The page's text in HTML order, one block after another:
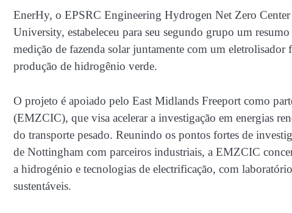
EnerHy, o EPSRC Engineering Hydrogen Net Zero
University, estabeleceu para seu segundo grupo um
medição de fazenda solar juntamente com um
produção de hidrogênio verde.
O projeto é apoiado pelo East Midlands Freeport como
(EMZCIC), que visa acelerar a investigação em energias
do transporte pesado. Reunindo os pontos fortes de
de Nottingham com parceiros industriais, a EMZCIC
a hidrogénio e tecnologias de electrificação, com
sustentáveis.